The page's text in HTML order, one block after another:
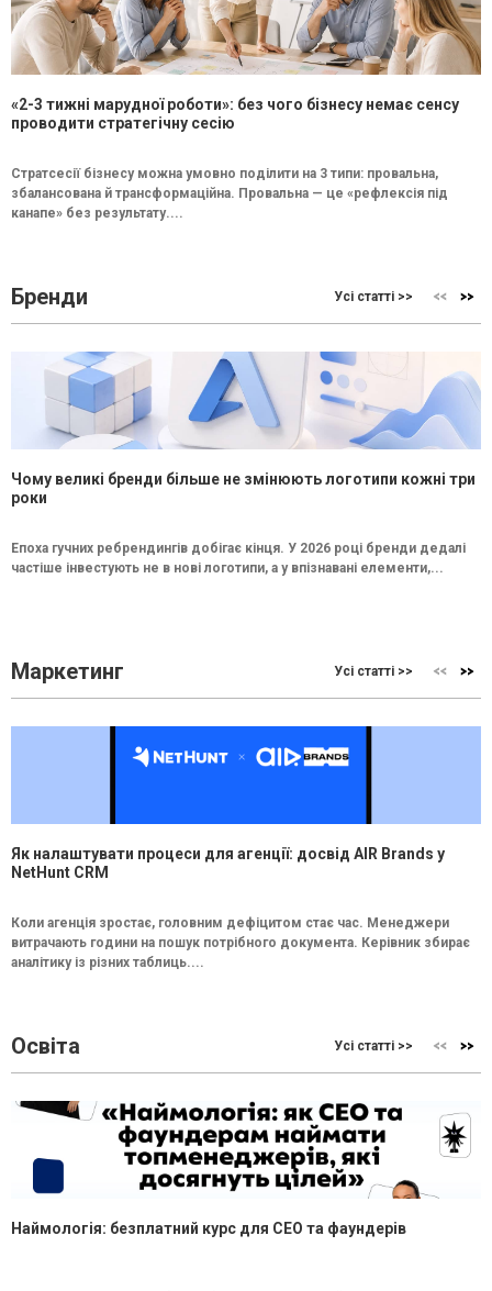
«2-3 тижні марудної роботи»: без чого бізнесу немає сенсу
проводити стратегічну сесію
Стратсесії бізнесу можна умовно поділити на 3 типи: провальна,
збалансована й трансформаційна. Провальна — це «рефлексія під
канапе» без результату....
Бренди Усі статті >>
Чому великі бренди більше не змінюють логотипи кожні три
роки
Епоха гучних ребрендингів добігає кінця. У 2026 році бренди дедалі
частіше інвестують не в нові логотипи, а у впізнавані елементи,...
Маркетинг Усі статті >>
Як налаштувати процеси для агенції: досвід AIR Brands у
NetHunt CRM
Коли агенція зростає, головним дефіцитом стає час. Менеджери
витрачають години на пошук потрібного документа. Керівник збирає
аналітику із різних таблиць....
Освіта Усі статті >>
Наймологія: безплатний курс для CEO та фаундерів